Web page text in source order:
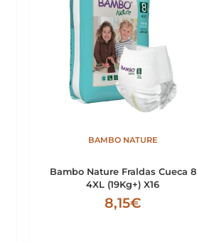
BAMBO NATURE
Bambo Nature Fraldas Cueca 8
4XL (19Kg+) X16
8,15€